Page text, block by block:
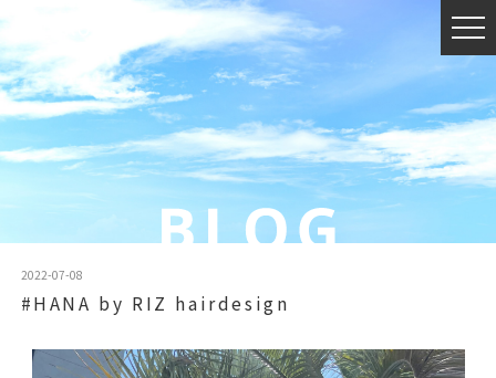
2022-07-08
#HANA by RIZ hairdesign